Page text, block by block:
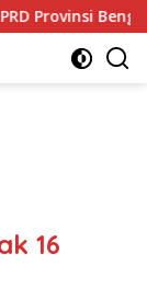
Bengkulu
16